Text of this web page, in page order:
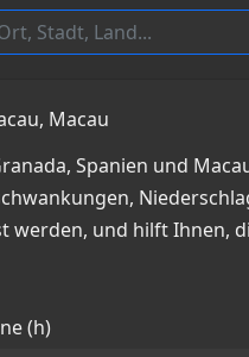
Macau
Spanien und
werden, und hilft Ihnen,
(h)